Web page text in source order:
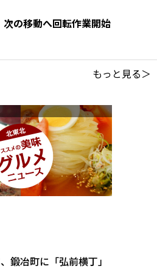
の移動へ回転作業開始
もっと見る＞
鍛冶町に「弘前横丁」